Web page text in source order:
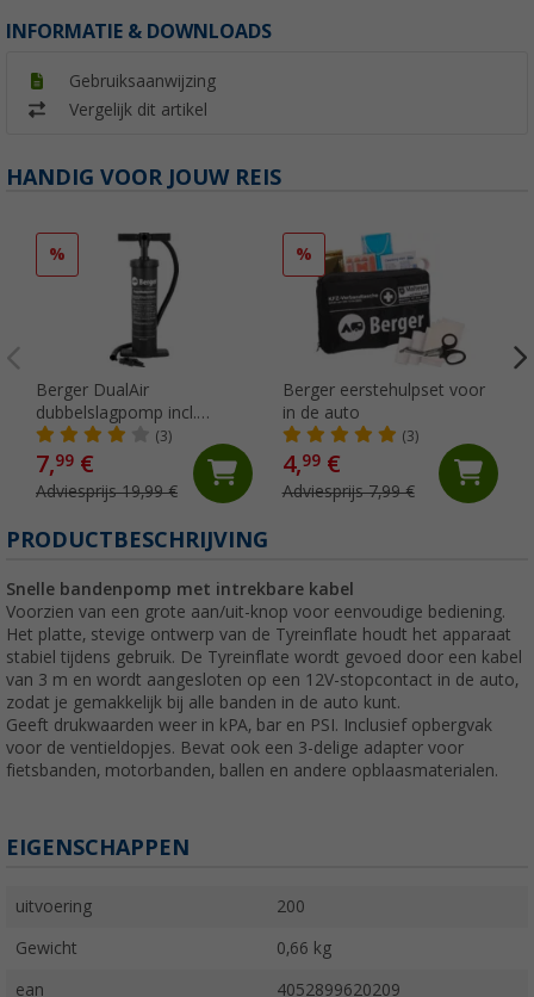
INFORMATIE & DOWNLOADS
Gebruiksaanwijzing
Vergelijk dit artikel
HANDIG VOOR JOUW REIS
%
Berger DualAir
dubbelslagpomp incl.
ventielnaald
(3)
7,99 €
Adviesprijs 19,99 €
%
Berger eerstehulpset voor
in de auto
(3)
4,99€
Adviesprijs 7,99 €
PRODUCTBESCHRIJVING
Snelle bandenpomp met intrekbare kabel
Voorzien van een grote aan/uit-knop voor eenvoudige bediening.
Het platte, stevige ontwerp van de Tyreinflate houdt het apparaat
stabiel tijdens gebruik. De Tyreinflate wordt gevoed door een kabel
van 3 m en wordt aangesloten op een 12V-stopcontact in de auto,
zodat je gemakkelijk bij alle banden in de auto kunt.
Geeft drukwaarden weer in kPA, bar en PSI. Inclusief opbergvak
voor de ventieldopjes. Bevat ook een 3-delige adapter voor
fietsbanden, motorbanden, ballen en andere opblaasmaterialen.
EIGENSCHAPPEN
uitvoering 200
Gewicht 0,66 kg
ean 4052899620209